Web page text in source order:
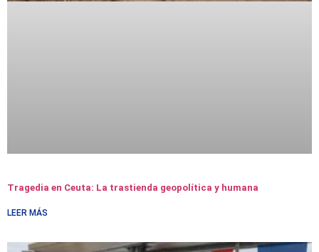
Tragedia en Ceuta: La trastienda geopolítica y humana
LEER MÁS